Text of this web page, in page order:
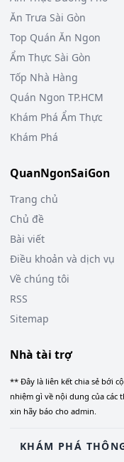
Ăn Trưa Sài Gòn
Top Quán Ăn Ngon
Ẩm Thực Sài Gòn
Tốp Nhà Hàng
Quán Ngon TP.HCM
Khám Phá Ẩm Thực
Khám Phá
QuanNgonSaiGon
Trang chủ
Chủ đề
Bài viết
Điều khoản và dịch vụ
Về chúng tôi
RSS
Sitemap
Nhà tài trợ
** Đây là liên kết chia sẻ bới
nhiệm gì về nội dung của
xin hãy báo cho admin.
KHÁM PHÁ